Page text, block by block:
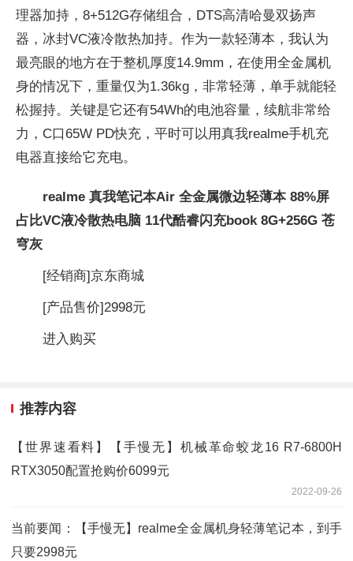
理器加持，8+512G存储组合，DTS高清哈曼双扬声
器，冰封VC液冷散热加持。作为一款轻薄本，我认为
最亮眼的地方在于整机厚度14.9mm，在使用全金属机
身的情况下，重量仅为1.36kg，非常轻薄，单手就能轻
松握持。关键是它还有54Wh的电池容量，续航非常给
力，C口65W PD快充，平时可以用真我realme手机充
电器直接给它充电。
realme 真我笔记本Air 全金属微边轻薄本 88%屏
占比VC液冷散热电脑 11代酷睿闪充book 8G+256G 苍
穹灰
[经销商]京东商城
[产品售价]2998元
进入购买
推荐内容
【世界速看料】【手慢无】机械革命蛟龙16 R7-6800H
RTX3050配置抢购价6099元
2022-09-26
当前要闻：【手慢无】realme全金属机身轻薄笔记本，到手
只要2998元